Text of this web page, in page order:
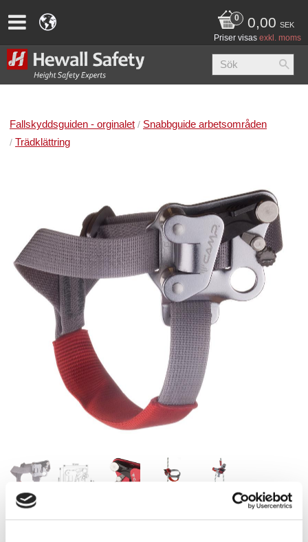
0,00 SEK
Priser visas exkl. moms
Fallskyddsguiden - orginalet
Snabbguide arbetsområden
Trädklättring